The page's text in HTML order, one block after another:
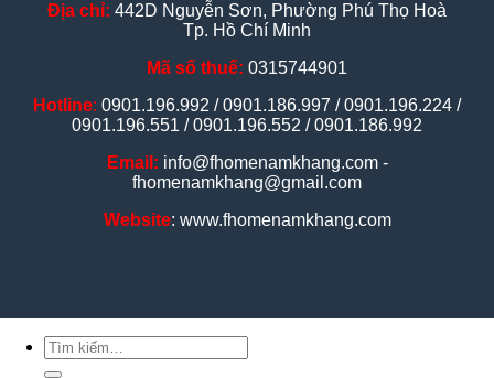
Địa chỉ: 442D Nguyễn Sơn, Phường Phú Thọ Hoà
Tp. Hồ Chí Minh
Mã số thuế: 0315744901
Hotline: 0901.196.992 / 0901.186.997 / 0901.196.224 /
0901.196.551 / 0901.196.552 / 0901.186.992
Email: info@fhomenamkhang.com -
fhomenamkhang@gmail.com
Website: www.fhomenamkhang.com
Tìm
kiếm: